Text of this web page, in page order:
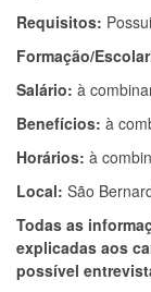
Requisitos:
Formação/
Salário: à
Benefícios: à
Horários: à
Local: São
Todas as
explicadas aos
possível